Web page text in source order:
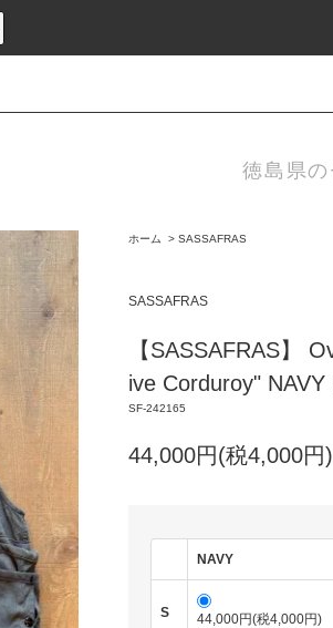
徳島県の
ホーム > SASSAFRAS
SASSAFRAS
【SASSAFRAS】
ive Corduroy" NAVY
SF-242165
44,000円(税4,000円)
NAVY
S 44,000円(税4,000円)